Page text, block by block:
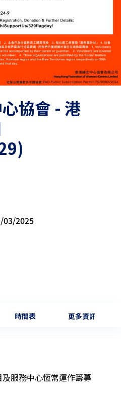
協會 - 港
03/2025
時間表 更多資訊
服務中心恆常運作籌募